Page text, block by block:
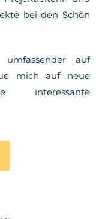
bei den Schön
auf
mich auf neue
interessante